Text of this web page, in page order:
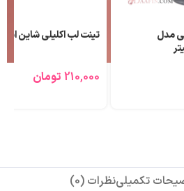
مدل
تینت لب اکلیلی شاین
210,000 تومان
تکمیلینظرات (0)